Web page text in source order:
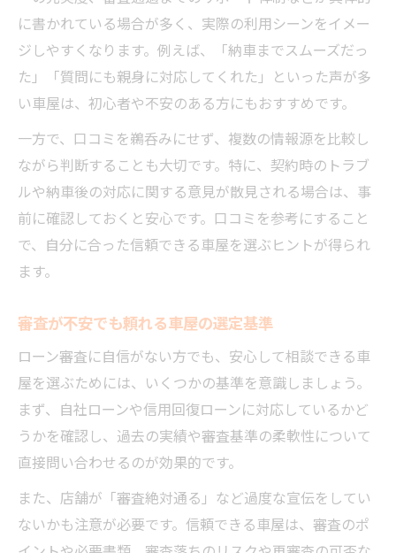
に書かれている場合が多く、実際の利用シーンをイメー
ジしやすくなります。例えば、「納車までスムーズだっ
た」「質問にも親身に対応してくれた」といった声が多
い車屋は、初心者や不安のある方にもおすすめです。
一方で、口コミを鵜呑みにせず、複数の情報源を比較し
ながら判断することも大切です。特に、契約時のトラブ
ルや納車後の対応に関する意見が散見される場合は、事
前に確認しておくと安心です。口コミを参考にすること
で、自分に合った信頼できる車屋を選ぶヒントが得られ
ます。
審査が不安でも頼れる車屋の選定基準
ローン審査に自信がない方でも、安心して相談できる車
屋を選ぶためには、いくつかの基準を意識しましょう。
まず、自社ローンや信用回復ローンに対応しているかど
うかを確認し、過去の実績や審査基準の柔軟性について
直接問い合わせるのが効果的です。
また、店舗が「審査絶対通る」など過度な宣伝をしてい
ないかも注意が必要です。信頼できる車屋は、審査のポ